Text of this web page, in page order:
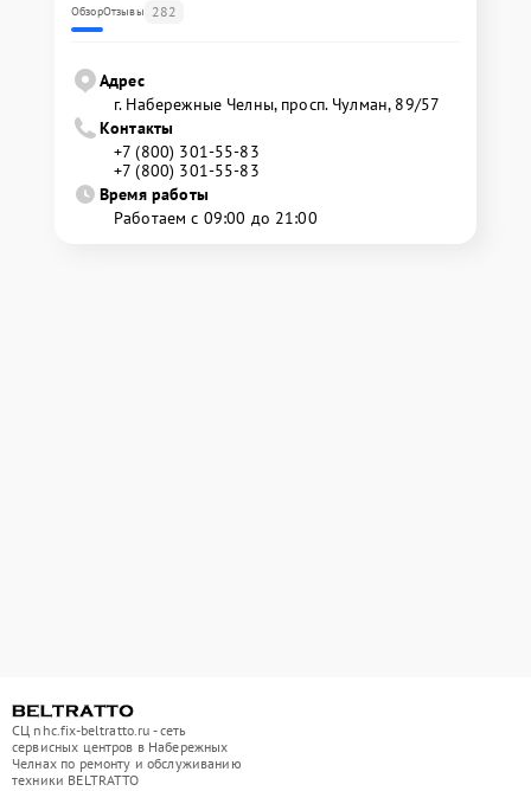
ОбзорОтзывы 282
Адрес
г. Набережные Челны, просп. Чулман, 89/57
Контакты
+7 (800) 301-55-83
+7 (800) 301-55-83
Время работы
Работаем с 09:00 до 21:00
СЦ nhc.fix-beltratto.ru - сеть
сервисных центров в Набережных
Челнах по ремонту и обслуживанию
техники BELTRATTO